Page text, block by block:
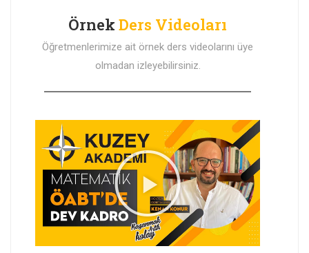
Örnek Ders Videoları
Öğretmenlerimize ait örnek ders videolarını üye
olmadan izleyebilirsiniz.